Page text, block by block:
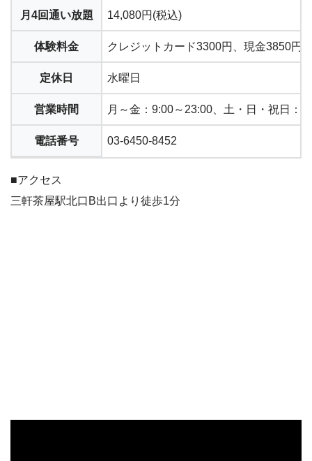
月4回通い放題 14,080円(税込)
体験料金 クレジットカード3300円、現金3850円
定休日 水曜日
営業時間 月～金：9:00～23:00、土・日・祝日：
電話番号 03-6450-8452
■アクセス
三軒茶屋駅北口B出口より徒歩1分